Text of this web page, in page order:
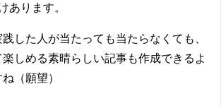
あります。
した人が当たっても当たらなくても、
しめる素晴らしい記事も作成できるよ
（願望）